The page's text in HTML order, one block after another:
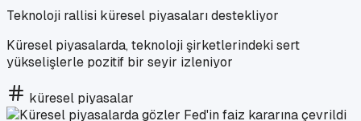
Teknoloji rallisi küresel piyasaları destekliyor
Küresel piyasalarda, teknoloji şirketlerindeki sert
yükselişlerle pozitif bir seyir izleniyor
küresel piyasalar